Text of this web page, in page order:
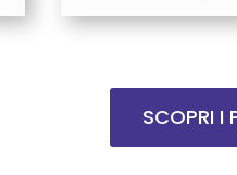
SCOPRI I